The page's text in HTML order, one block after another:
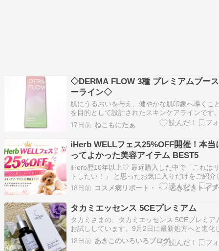
◇DERMA FLOW 3種 プレミアムブー
ーライン◇
肌にうるおいを与え、健やかな肌印象へ導くこ
を目的として設計されたスキンケアラインです
ホワイトグロウブースター軽めのテクスチャー
肌になじませやすい使用感でした。ベタつきに
ので朝のスキンケアにも取り入れやすく、肌が
い印象に整うように感じました。 ❤️3GF …
17日前 ねこもにたぁ
iHerb WELLフェス25%OFF開催！本当
ってよかった美容アイテム BEST5
iHerb歴10年以上♡ 最近購入した中で「これは
トしたい！」 と思ったお気に入りだけをご紹介
す こんにちはコスメ病リポートです iHerbの
ェスが始まりましたね 今回は最近購入した商品
から、本当に買ってよかったものだけを5つ選
た どれも実際に使っ…
18日前 コスメ病リポート・・・ときどきトイプ
タカミエッセンス 5CEプレミアム
タカミさまの、タカミエッセンス 5CEプレミア
お試ししています。9月2日に最新処方へと進化
新発売になる、タカミのビタミンC*1配合美容
す。(*1 アスコルビン酸（整肌成分）)なんと1滴
18日前 あきこのいろいろブログ